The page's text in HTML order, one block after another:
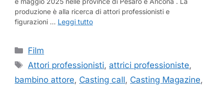
produzione è alla ricerca di attori professionisti e
figurazioni … Leggi tutto
Categorie
Film
Tag
Attori professionisti,attrici professioniste,
bambino attore, Casting call, Casting Magazine,